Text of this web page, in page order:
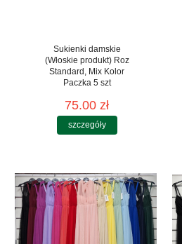
Sukienki damskie
(Włoskie produkt) Roz
Standard, Mix Kolor
Paczka 5 szt
75.00 zł
szczegóły